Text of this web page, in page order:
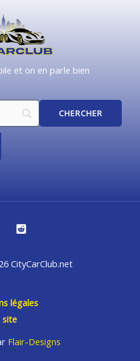
et on en parle bien
CityCarClub.net
légales
site
Flair-Designs